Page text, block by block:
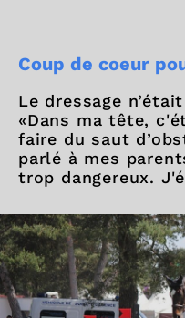
Coup de coeur
Le dressage
«Dans ma tête,
faire du saut
parlé à mes
trop dangereux.